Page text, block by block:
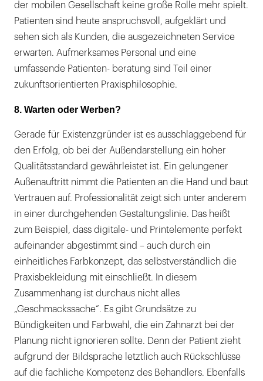
der mobilen Gesellschaft keine große Rolle mehr spielt.
Patienten sind heute anspruchsvoll, aufgeklärt und
sehen sich als Kunden, die ausgezeichneten Service
erwarten. Aufmerksames Personal und eine
umfassende Patienten- beratung sind Teil einer
zukunftsorientierten Praxisphilosophie.
8. Warten oder Werben?
Gerade für Existenzgründer ist es ausschlaggebend für
den Erfolg, ob bei der Außendarstellung ein hoher
Qualitätsstandard gewährleistet ist. Ein gelungener
Außenauftritt nimmt die Patienten an die Hand und baut
Vertrauen auf. Professionalität zeigt sich unter anderem
in einer durchgehenden Gestaltungslinie. Das heißt
zum Beispiel, dass digitale- und Printelemente perfekt
aufeinander abgestimmt sind – auch durch ein
einheitliches Farbkonzept, das selbstverständlich die
Praxisbekleidung mit einschließt. In diesem
Zusammenhang ist durchaus nicht alles
„Geschmackssache“. Es gibt Grundsätze zu
Bündigkeiten und Farbwahl, die ein Zahnarzt bei der
Planung nicht ignorieren sollte. Denn der Patient zieht
aufgrund der Bildsprache letztlich auch Rückschlüsse
auf die fachliche Kompetenz des Behandlers. Ebenfalls